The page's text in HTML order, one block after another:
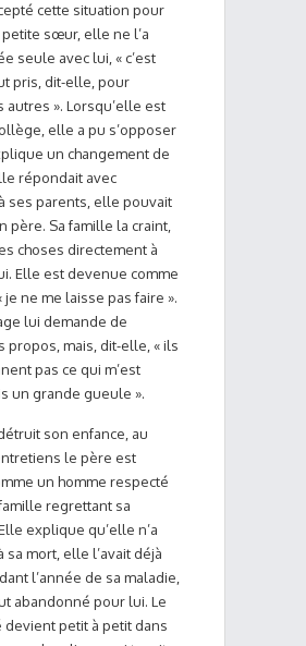
cette situation pour
sœur, elle ne l’a
seule avec lui, « c’est
pris, dit-elle, pour
». Lorsqu’elle est
elle a pu s’opposer
un changement de
répondait avec
ses parents, elle pouvait
père. Sa famille la craint,
choses directement à
Elle est devenue comme
je ne me laisse pas faire ».
lui demande de
propos, mais, dit-elle, « ils
pas ce qui m’est
un grande gueule ».
son enfance, au
le père est
un homme respecté
regrettant sa
explique qu’elle n’a
sa mort, elle l’avait déjà
l’année de sa maladie,
abandonné pour lui. Le
devient petit à petit dans